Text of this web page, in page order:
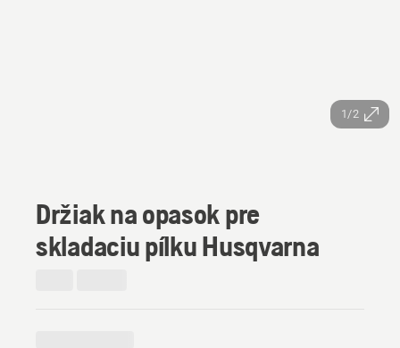
1/2
Držiak na opasok pre
skladaciu pílku Husqvarna